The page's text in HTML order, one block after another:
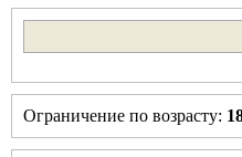
Ограничение по возрасту: